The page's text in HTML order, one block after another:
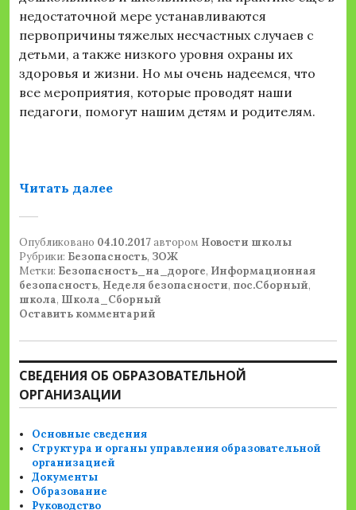
недостаточной мере устанавливаются
первопричины тяжелых несчастных случаев с
детьми, а также низкого уровня охраны их
здоровья и жизни. Но мы очень надеемся, что
все мероприятия, которые проводят наши
педагоги, помогут нашим детям и родителям.
Читать далее«Неделя безопасности»
Опубликовано 04.10.2017автором Новости школы
Рубрики: Безопасность, ЗОЖ
Метки: Безопасность_на_дороге, Информационная
безопасность, Неделя безопасности, пос.Сборный,
школа, Школа_Сборный
Оставить комментарий
СВЕДЕНИЯ ОБ ОБРАЗОВАТЕЛЬНОЙ
ОРГАНИЗАЦИИ
Основные сведения
Структура и органы управления образовательной
организацией
Документы
Образование
Руководство